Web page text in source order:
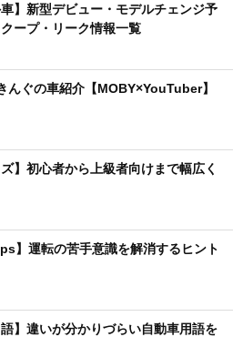
車】新型デビュー・モデルチェンジ予
ープ・リーク情報一覧
んぐの車紹介【MOBY×YouTuber】
ズ】初心者から上級者向けまで幅広く
】運転の苦手意識を解消するヒント
語】違いが分かりづらい自動車用語を